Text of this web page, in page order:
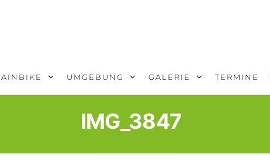
UMGEBUNG GALERIE TERMINE
IMG_3847